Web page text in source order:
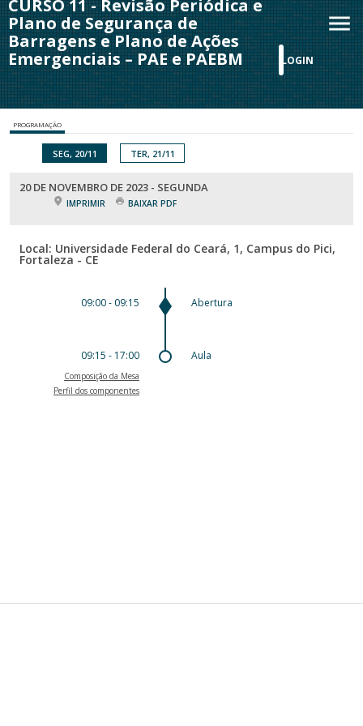
CURSO 11 - Revisão Periódica e
Plano de Segurança de
Barragens e Plano de Ações
Emergenciais – PAE e PAEBM
LOGIN
PROGRAMAÇÃO
SEG, 20/11 TER, 21/11
20 DE NOVEMBRO DE 2023 - SEGUNDA
IMPRIMIR BAIXAR PDF
Local: Universidade Federal do Ceará, 1, Campus do Pici,
Fortaleza - CE
09:00 - 09:15 Abertura
09:15 - 17:00
Composição da Mesa
Perfil dos componentes
Aula